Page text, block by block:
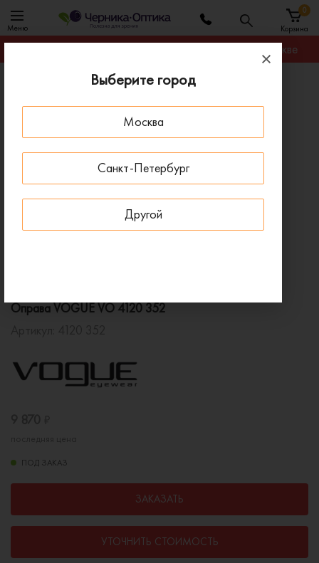
Выберите город
Москва
Санкт-Петербург
Другой
Меню Корзина
0
Гарантируем лучшую цену на любую оправу в Москве
Оправы для очков
Оправа VOGUE VO 4120 352
Оправа VOGUE VO 4120 352
ПОД ЗАКАЗ
ЗАКАЗАТЬ
УТОЧНИТЬ СТОИМОСТЬ
ПОД ЗАКАЗ